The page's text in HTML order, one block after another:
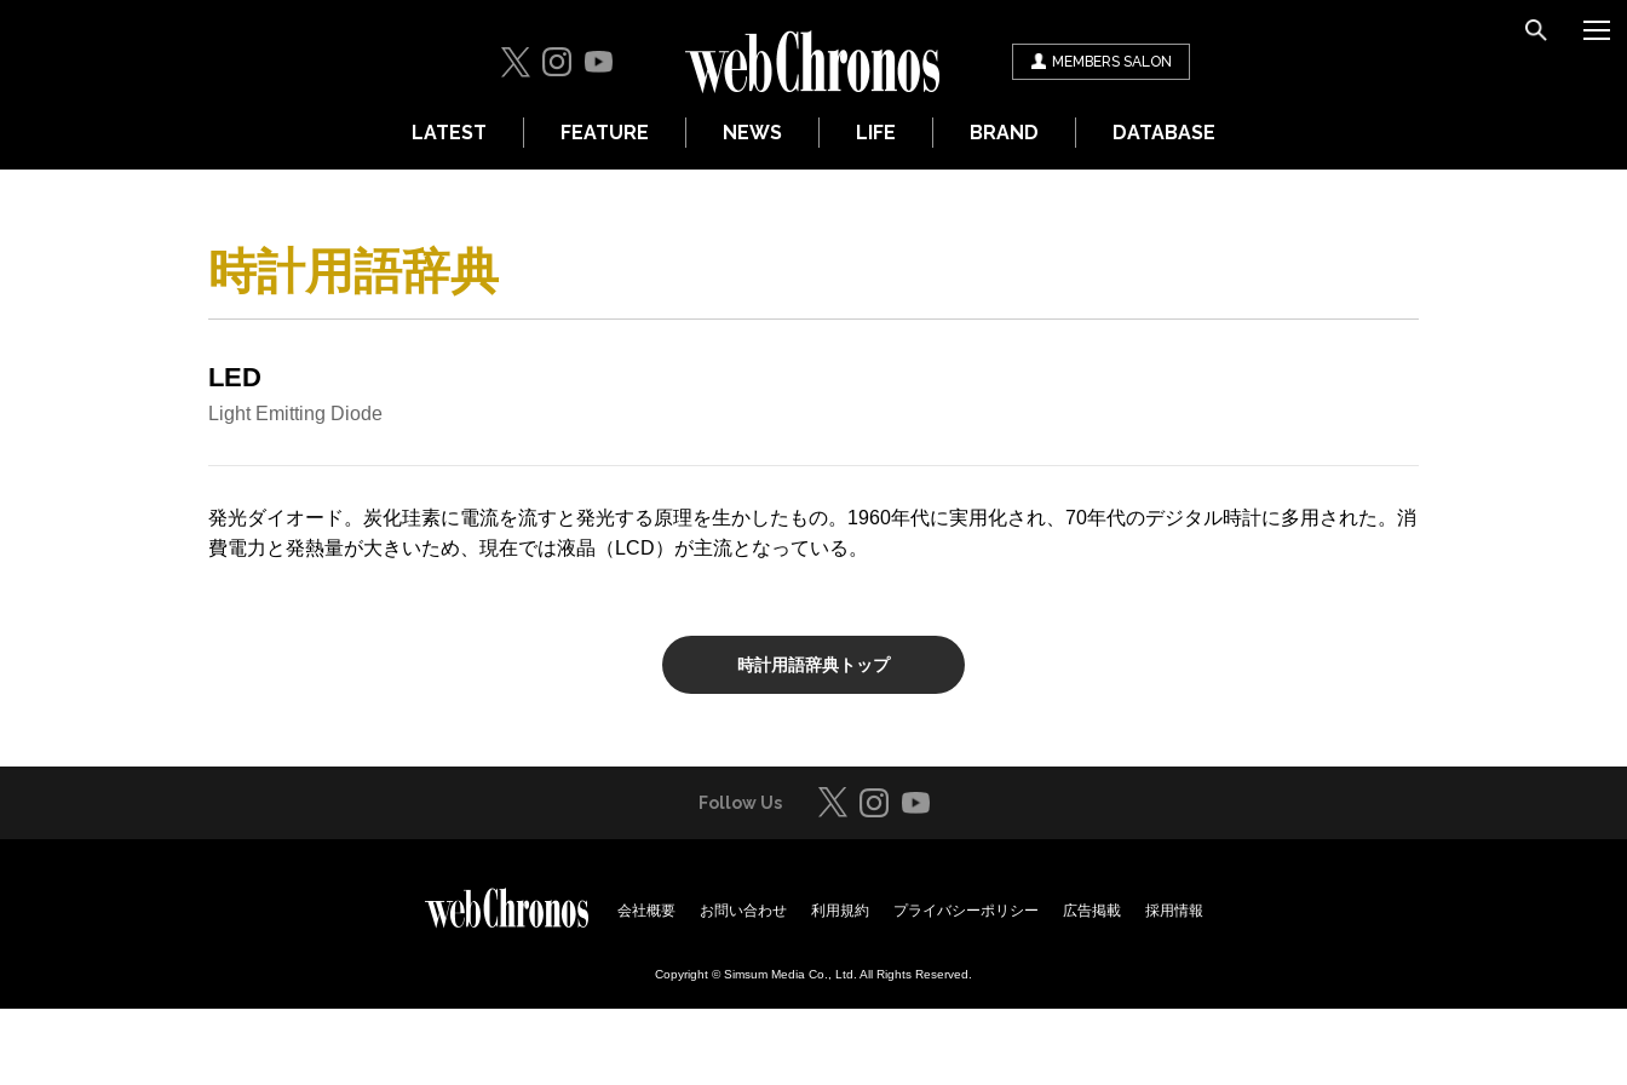
MEMBERS SALON
LATEST FEATURE NEWS LIFE BRAND DATABASE
時計用語辞典
LED
Light Emitting Diode
発光ダイオード。炭化珪素に電流を流すと発光する原理を生かしたもの。1960年代に実用化され、70年代のデジタル時計に多用された。消
費電力と発熱量が大きいため、現在では液晶（LCD）が主流となっている。
時計用語辞典トップ
Follow Us
会社概要 お問い合わせ 利用規約 プライバシーポリシー 広告掲載 採用情報
Copyright © Simsum Media Co., Ltd. All Rights Reserved.